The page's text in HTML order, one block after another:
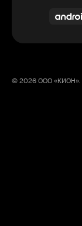
© 2026 ООО «КИОН».